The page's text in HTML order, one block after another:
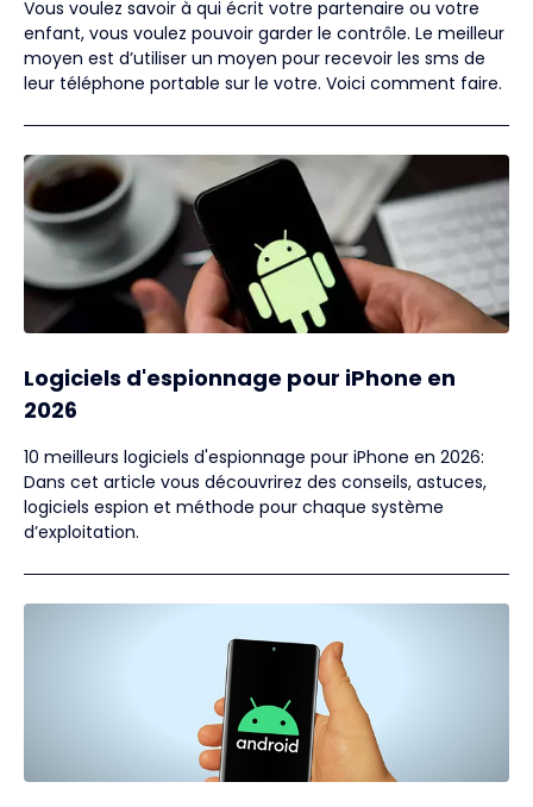
Vous voulez savoir à qui écrit votre partenaire ou votre
enfant, vous voulez pouvoir garder le contrôle. Le meilleur
moyen est d’utiliser un moyen pour recevoir les sms de
leur téléphone portable sur le votre. Voici comment faire.
Logiciels d'espionnage pour iPhone en
2026
10 meilleurs logiciels d'espionnage pour iPhone en 2026:
Dans cet article vous découvrirez des conseils, astuces,
logiciels espion et méthode pour chaque système
d’exploitation.